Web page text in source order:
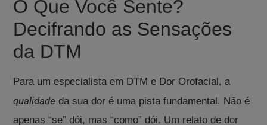
O Que Você Sente?
Decifrando as Sensações
da DTM
Para um especialista em DTM e Dor Orofacial, a
qualidade da sua dor é uma pista fundamental. Não é
apenas “se” dói, mas “como” dói. Um relato de dor